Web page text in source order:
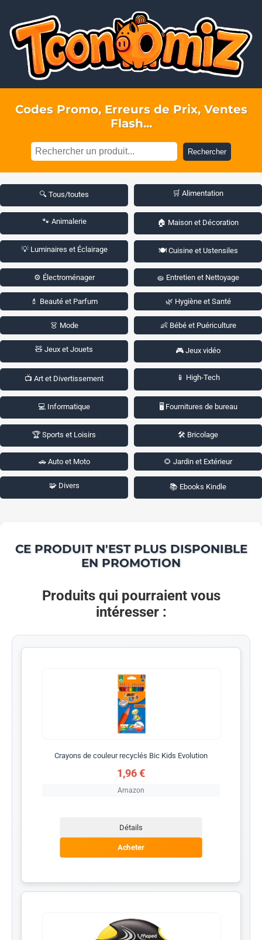
Codes Promo, Erreurs de Prix, Ventes
Flash...
Rechercher
🔍 Tous/toutes 🛒 Alimentation
🐾 Animalerie 🏠 Maison et Décoration
💡 Luminaires et Éclairage 🍽️ Cuisine et Ustensiles
⚙️ Électroménager 🧽 Entretien et Nettoyage
💄 Beauté et Parfum 🌿 Hygiène et Santé
👗 Mode 👶 Bébé et Puériculture
🧸 Jeux et Jouets 🎮 Jeux vidéo
📺 Art et Divertissement 📱 High-Tech
💻 Informatique 🖥️ Fournitures de bureau
🏆 Sports et Loisirs 🛠️ Bricolage
🚗 Auto et Moto 🌻 Jardin et Extérieur
🧩 Divers 📚 Ebooks Kindle
CE PRODUIT N'EST PLUS DISPONIBLE
EN PROMOTION
Produits qui pourraient vous
intéresser :
Crayons de couleur recyclés Bic Kids Evolution
1,96 €
Amazon
Détails
Acheter